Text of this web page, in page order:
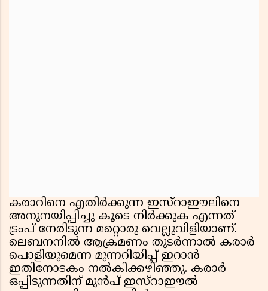
കരാറിനെ എതിർക്കുന്ന ഇസ്റാഈലിനെ
അനുനയിപ്പിച്ചു കൂടെ നിർക്കുക എന്നത്
ട്രംപ് നേരിടുന്ന മറ്റൊരു വെല്ലുവിളിയാണ്.
ലെബനനിൽ ആക്രമണം തുടർന്നാൽ കരാർ
പൊളിയുമെന്ന മുന്നറിയിപ്പ് ഇറാൻ
ഇതിനോടകം നൽകിക്കഴിഞ്ഞു. കരാർ
ഒപ്പിടുന്നതിന് മുൻപ് ഇസ്റാഈൽ